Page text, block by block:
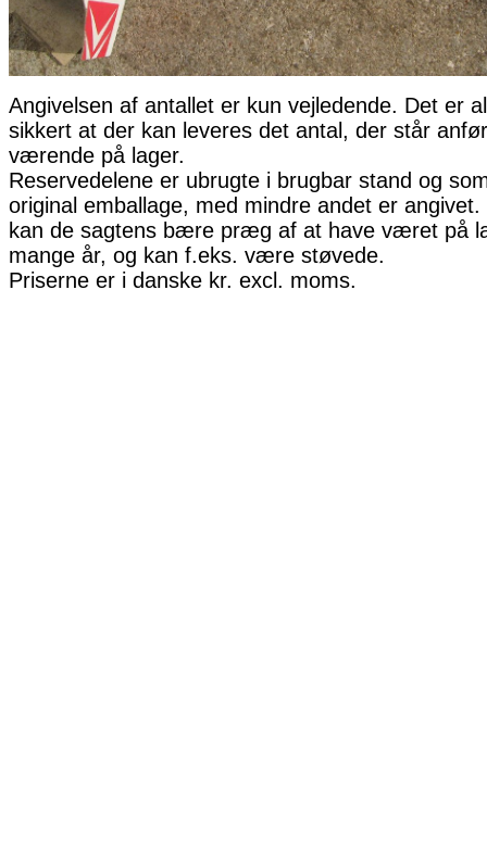
Angivelsen af antallet er kun vejledende. Det er
sikkert at der kan leveres det antal, der står
værende på lager.
Reservedelene er ubrugte i brugbar stand og
original emballage, med mindre andet er angivet.
kan de sagtens bære præg af at have været på
mange år, og kan f.eks. være støvede.
Priserne er i danske kr. excl. moms.